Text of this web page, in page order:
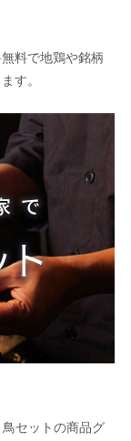
料で地鶏や銘柄
す。
セットの商品グ